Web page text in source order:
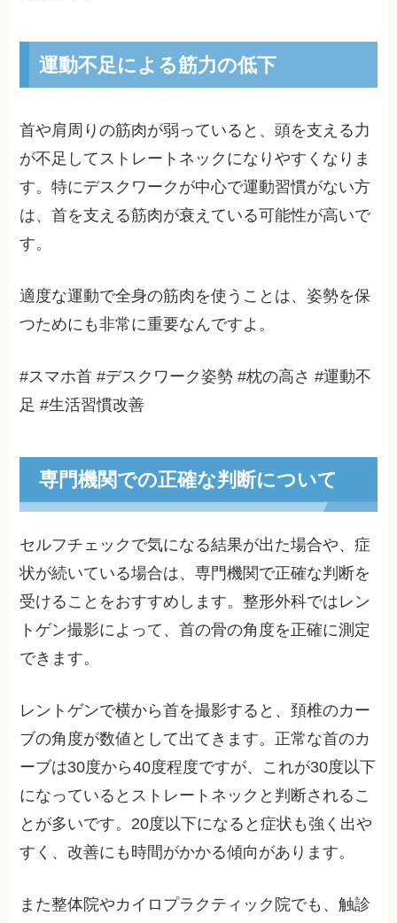
運動不足による筋力の低下
首や肩周りの筋肉が弱っていると、頭を支える力
が不足してストレートネックになりやすくなりま
す。特にデスクワークが中心で運動習慣がない方
は、首を支える筋肉が衰えている可能性が高いで
す。
適度な運動で全身の筋肉を使うことは、姿勢を保
つためにも非常に重要なんですよ。
#スマホ首 #デスクワーク姿勢 #枕の高さ #運動不
足 #生活習慣改善
専門機関での正確な判断について
セルフチェックで気になる結果が出た場合や、症
状が続いている場合は、専門機関で正確な判断を
受けることをおすすめします。整形外科ではレン
トゲン撮影によって、首の骨の角度を正確に測定
できます。
レントゲンで横から首を撮影すると、頚椎のカー
ブの角度が数値として出てきます。正常な首のカ
ーブは30度から40度程度ですが、これが30度以下
になっているとストレートネックと判断されるこ
とが多いです。20度以下になると症状も強く出や
すく、改善にも時間がかかる傾向があります。
また整体院やカイロプラクティック院でも、触診